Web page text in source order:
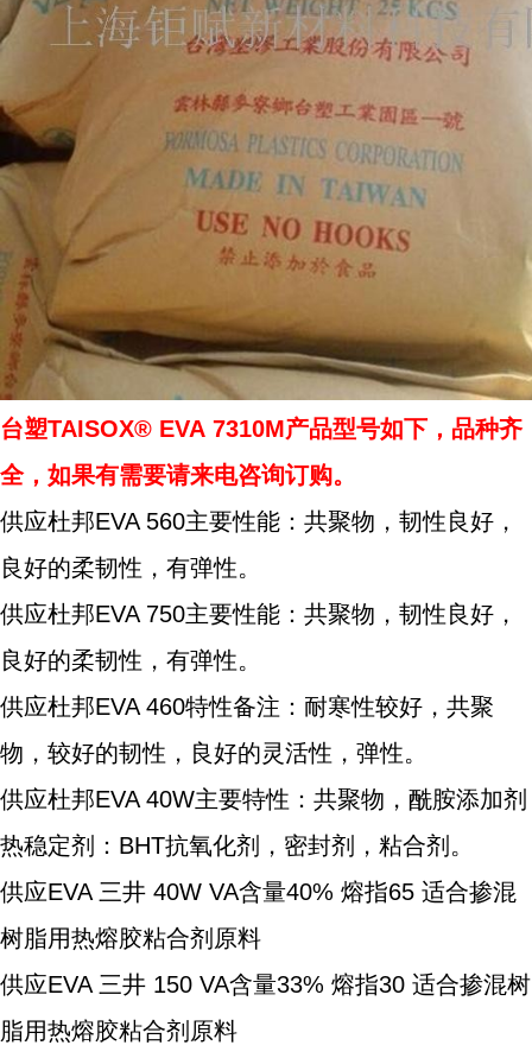
台塑TAISOX® EVA 7310M产品型号如下，品种齐
全，如果有需要请来电咨询订购。
供应杜邦EVA 560主要性能：共聚物，韧性良好，
良好的柔韧性，有弹性。
供应杜邦EVA 750主要性能：共聚物，韧性良好，
良好的柔韧性，有弹性。
供应杜邦EVA 460特性备注：耐寒性较好，共聚
物，较好的韧性，良好的灵活性，弹性。
供应杜邦EVA 40W主要特性：共聚物，酰胺添加剂
热稳定剂：BHT抗氧化剂，密封剂，粘合剂。
供应EVA 三井 40W VA含量40% 熔指65 适合掺混
树脂用热熔胶粘合剂原料
供应EVA 三井 150 VA含量33% 熔指30 适合掺混树
脂用热熔胶粘合剂原料